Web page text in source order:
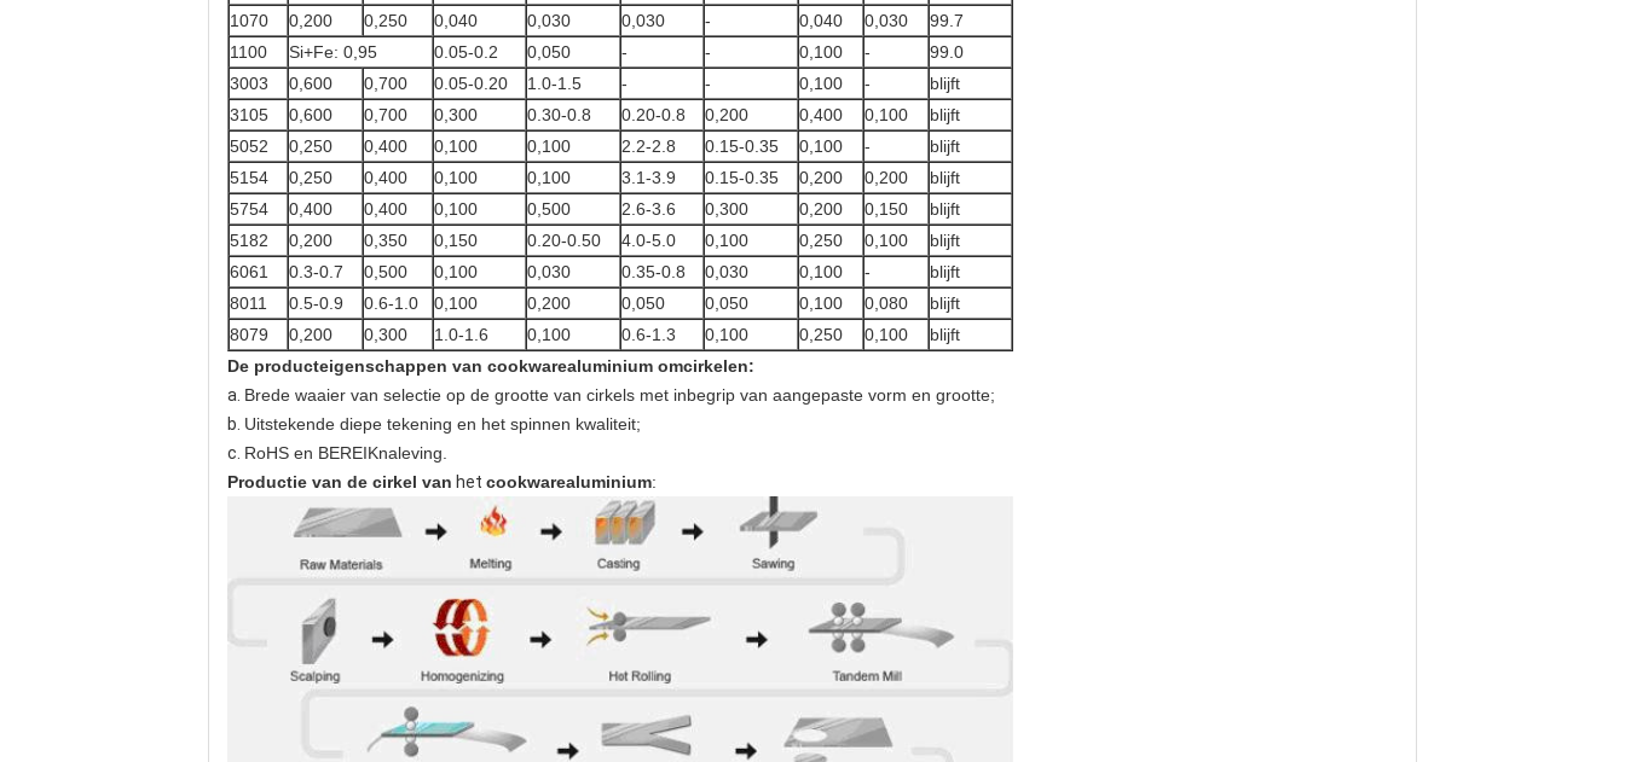
1070
0,200 0,250 0,040 0,030 0,030 - 0,040 0,030
99.7
1100
Si+Fe: 0,95 0.05-0.2 0,050 - - 0,100 -
99.0
3003
0,600 0,700 0.05-0.20 1.0-1.5 - - 0,100 -
blijft
3105
0,600 0,700 0,300 0.30-0.8 0.20-0.8 0,200 0,400 0,100
blijft
5052
0,250 0,400 0,100 0,100 2.2-2.8 0.15-0.35 0,100 -
blijft
5154
0,250 0,400 0,100 0,100 3.1-3.9 0.15-0.35 0,200 0,200
blijft
5754
0,400 0,400 0,100 0,500 2.6-3.6 0,300 0,200 0,150
blijft
5182
0,200 0,350 0,150 0.20-0.50 4.0-5.0 0,100 0,250 0,100
blijft
6061
0.3-0.7 0,500 0,100 0,030 0.35-0.8 0,030 0,100 -
blijft
8011
0.5-0.9 0.6-1.0 0,100 0,200 0,050 0,050 0,100 0,080
blijft
8079
0,200 0,300 1.0-1.6 0,100 0.6-1.3 0,100 0,250 0,100
blijft
De producteigenschappen van cookwarealuminium omcirkelen:
a. Brede waaier van selectie op de grootte van cirkels met inbegrip van aangepaste vorm en grootte;
b. Uitstekende diepe tekening en het spinnen kwaliteit;
c. RoHS en BEREIKnaleving.
Productie van de cirkel van het cookwarealuminium: